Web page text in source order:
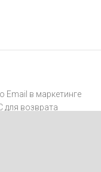
Email в маркетинге
для возврата